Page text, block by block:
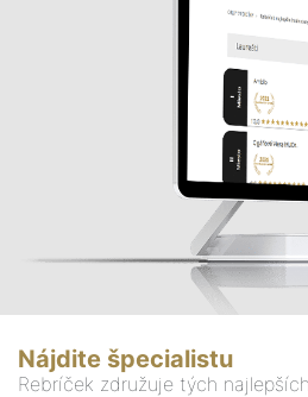
Nájdite špecialistu
Rebríček združuje tých